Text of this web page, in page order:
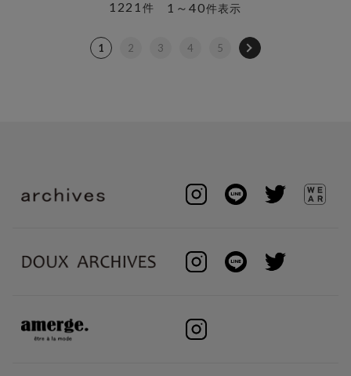
1～40件表示
1221 件
1 2 3 4 5